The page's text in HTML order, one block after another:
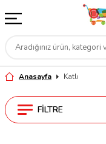
Anasayfa Katlı
FILTRE